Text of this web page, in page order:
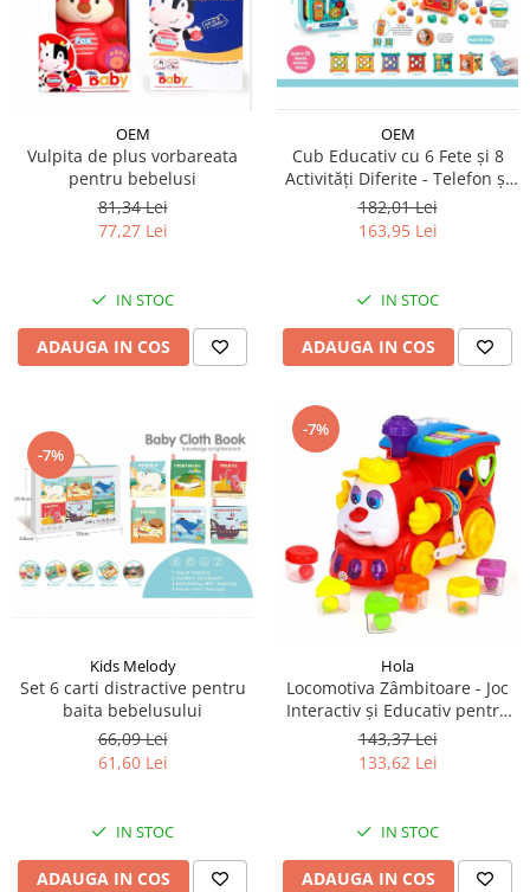
OEM
Vulpita de plus vorbareata
pentru bebelusi
81,34 Lei
77,27 Lei
IN STOC
ADAUGA IN COS
OEM
Cub Educativ cu 6 Fete și 8
Activități Diferite - Telefon și
Telecomandă Incluse
182,01 Lei
163,95 Lei
IN STOC
ADAUGA IN COS
-7%
Kids Melody
Set 6 carti distractive pentru
baita bebelusului
66,09 Lei
61,60 Lei
IN STOC
ADAUGA IN COS
-7%
Hola
Locomotiva Zâmbitoare - Joc
Interactiv și Educativ pentru
Copii
143,37 Lei
133,62 Lei
IN STOC
ADAUGA IN COS